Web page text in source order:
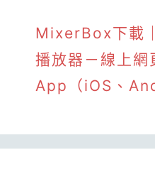
MixerBox下載
播放器－線上網
App（iOS、